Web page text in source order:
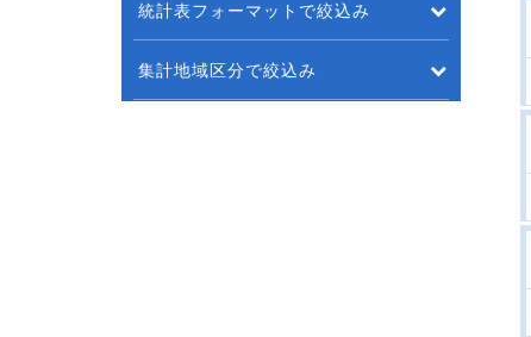
統計表フォーマットで絞込み
集計地域区分で絞込み